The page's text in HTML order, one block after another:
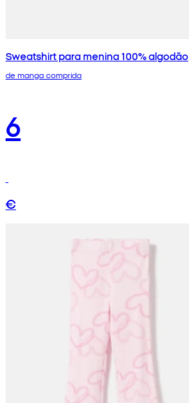
Sweatshirt para menina 100% algodão
de manga comprida
6
€